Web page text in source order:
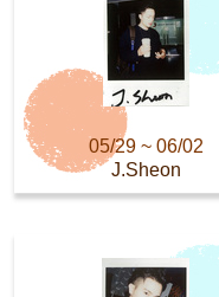
05/29 ~ 06/02
J.Sheon